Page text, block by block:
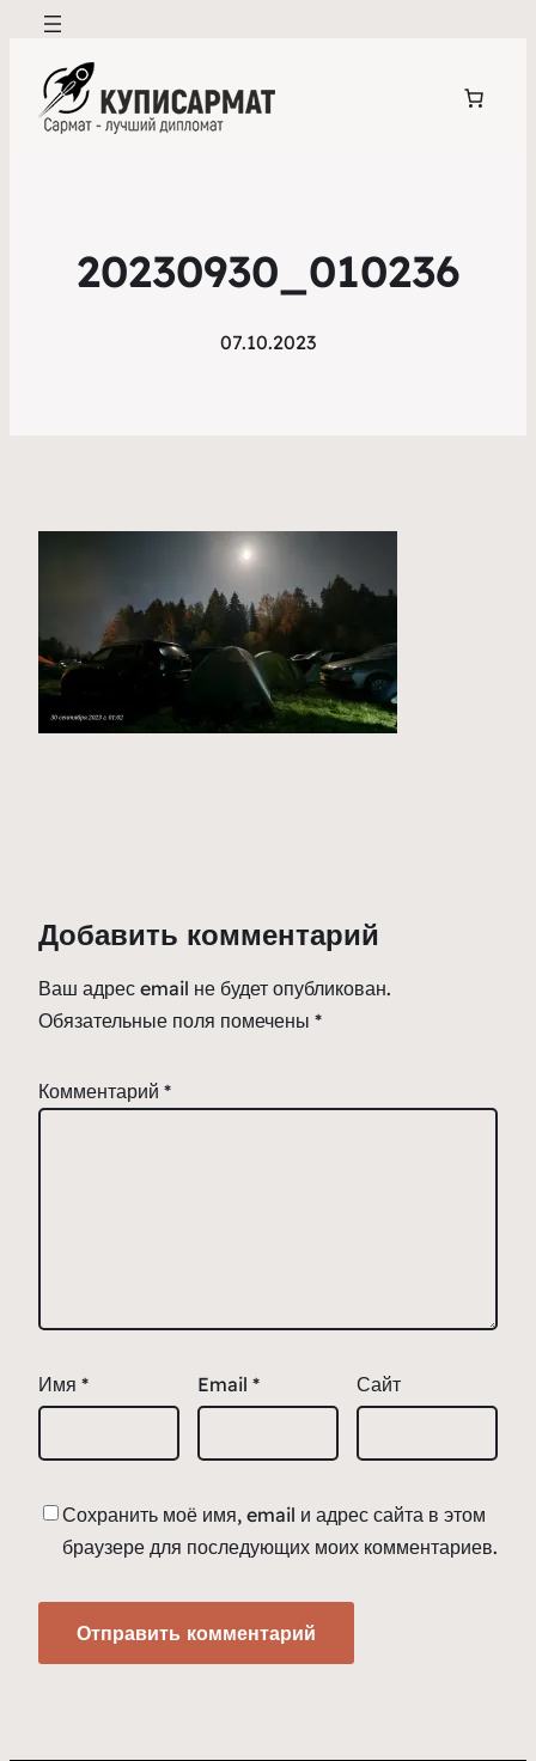
20230930_010236
07.10.2023
Добавить комментарий
Ваш адрес email не будет опубликован.
Обязательные поля помечены *
Комментарий *
Имя * Email * Сайт
Сохранить моё имя, email и адрес сайта в этом
браузере для последующих моих комментариев.